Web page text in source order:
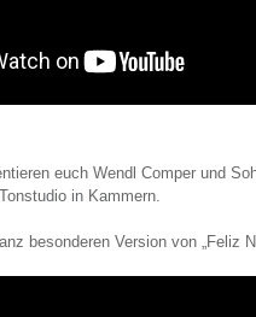
euch Wendl Comper und
in Kammern.
besonderen Version von „Feliz